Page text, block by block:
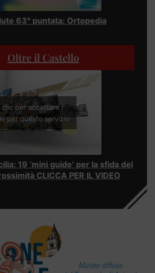
63° puntata: Ortopedia
Oltre il Castello
clic per accettare i
per questo servizio
19 ‘mini guide’ per la sfida del
CLICCA PER IL VIDEO